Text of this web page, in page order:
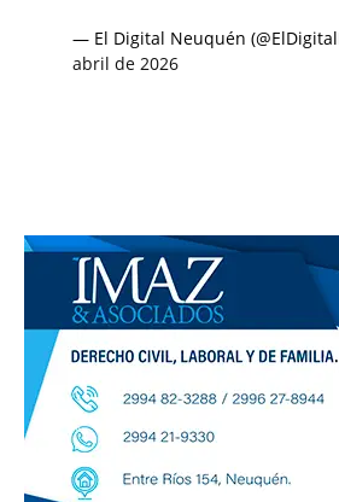
— El Digital Neuquén
abril de 2026